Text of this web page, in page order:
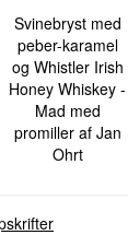
Svinebryst med
peber-karamel
og Whistler Irish
Honey Whiskey -
Mad med
promiller af Jan
Ohrt